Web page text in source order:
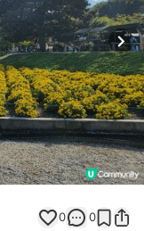
0 0